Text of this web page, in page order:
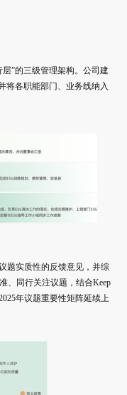
”的三级管理架构。公司建
将各职能部门、业务线纳入
题实质性的反馈意见，并综
、同行关注议题，结合Keep
年议题重要性矩阵延续上